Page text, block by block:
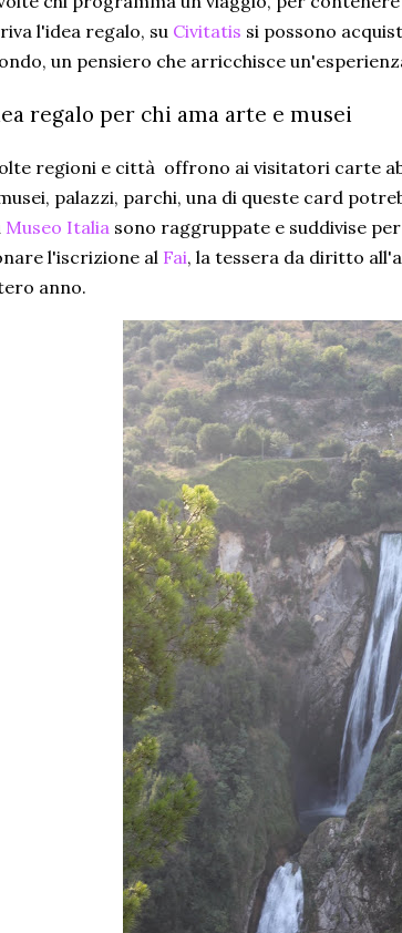
l'idea regalo, su Civitatis si possono
un pensiero che arricchisce
regalo per chi ama arte e musei
regioni e città offrono ai visitatori carte
palazzi, parchi, una di queste card
Museo Italia sono raggruppate e suddivise
l'iscrizione al Fai, la tessera da diritto
anno.